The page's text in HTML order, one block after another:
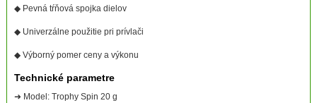
◆ Pevná tŕňová spojka dielov
◆ Univerzálne použitie pri prívlači
◆ Výborný pomer ceny a výkonu
Technické parametre
➜ Model: Trophy Spin 20 g